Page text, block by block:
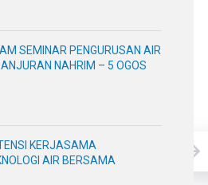
SEMINAR PENGURUSAN AIR
NAHRIM – 5 OGOS
KERJASAMA
AIR BERSAMA